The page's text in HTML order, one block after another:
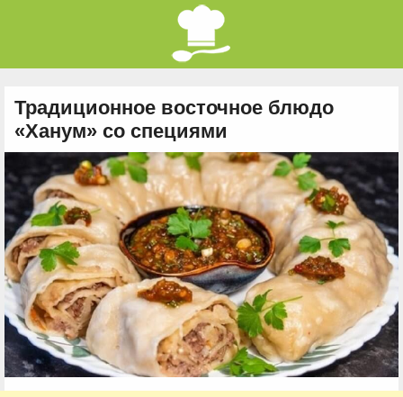
Традиционное восточное блюдо
«Ханум» со специями